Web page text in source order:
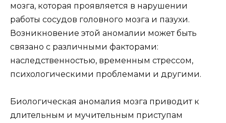
мозга, которая проявляется в нарушении
работы сосудов головного мозга и пазухи.
Возникновение этой аномалии может быть
связано с различными факторами:
наследственностью, временным стрессом,
психологическими проблемами и другими.
Биологическая аномалия мозга приводит к
длительным и мучительным приступам